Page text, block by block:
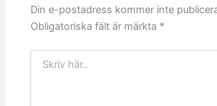
Din e-postadress kommer inte
Obligatoriska fält är märkta *
här..